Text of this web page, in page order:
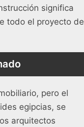
significa
todo el proyecto de
pero el
egipcias, se
arquitectos